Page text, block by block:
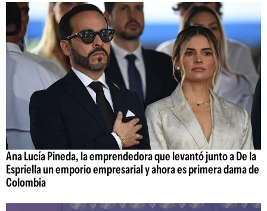
Ana Lucía Pineda, la emprendedora que levantó junto a De la
Espriella un emporio empresarial y ahora es primera dama de
Colombia